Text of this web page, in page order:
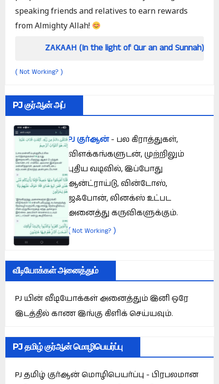
speaking friends and relatives to earn rewards
from Almighty Allah!
(In the light of Qur an and Sunnah)
( Not Working? )
PJ குர்ஆன் அப்
PJ குர்ஆன்- பல கிராத்துகள்,
விளக்கங்களுடன், முற்றிலும்
புதிய வடிவில், இப்போது
ஆன்ட்ராய்டு, வின்டோஸ்,
ஜஃபோன், லினக்ஸ் உட்பட
அனைத்து கருவிகளுக்கும்.
(Not Working? )
வீடியோக்கள் அனைத்தும்
PJ யின் வீடியோக்கள் அனைத்தும் இனி ஒரே
இடத்தில் காண இங்கு கிளிக் செய்யவும்.
PJ தமிழ் குர்ஆன் மொழிபெயர்ப்பு
PJ தமிழ் குர்ஆன் மொழிபெயர்ப்பு - பிரபலமான